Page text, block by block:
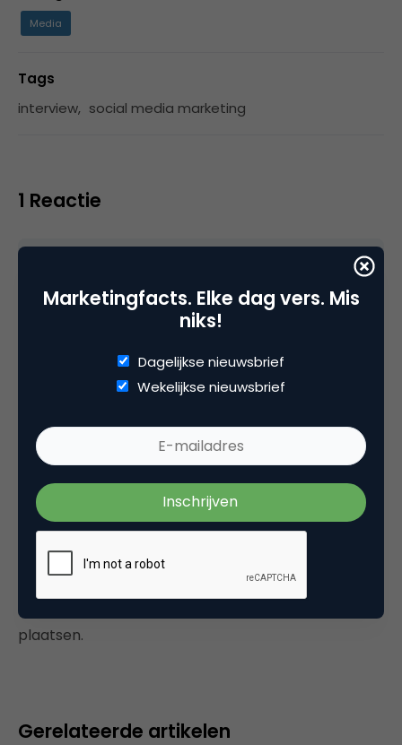
Media
Tags
interview, social media marketing
1 Reactie
Fernando
ways to teach there are out there that I
haven’t yet dreocveisd that would make that
keeping my eyes and ears open.
9 juli 2015 om 08:29
Plaats reactie
Je moet
plaatsen.
Gerelateerde artikelen
Marketingfacts. Elke dag vers. Mis
niks!
Dagelijkse nieuwsbrief
Wekelijkse nieuwsbrief